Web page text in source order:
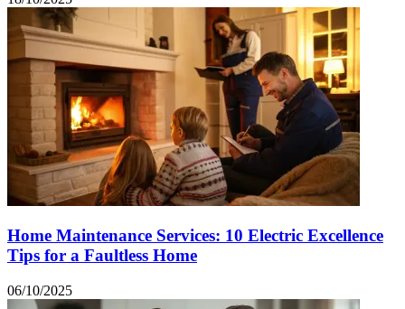
Home Maintenance Services: 10 Electric Excellence
Tips for a Faultless Home
06/10/2025